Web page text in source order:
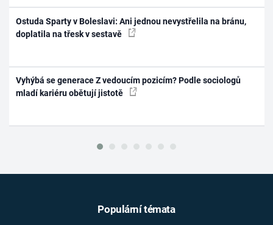
Ostuda Sparty v Boleslavi: Ani jednou nevystřelila na bránu,
doplatila na třesk v sestavě
Vyhýbá se generace Z vedoucím pozicím? Podle sociologů
mladí kariéru obětují jistotě
Populární témata